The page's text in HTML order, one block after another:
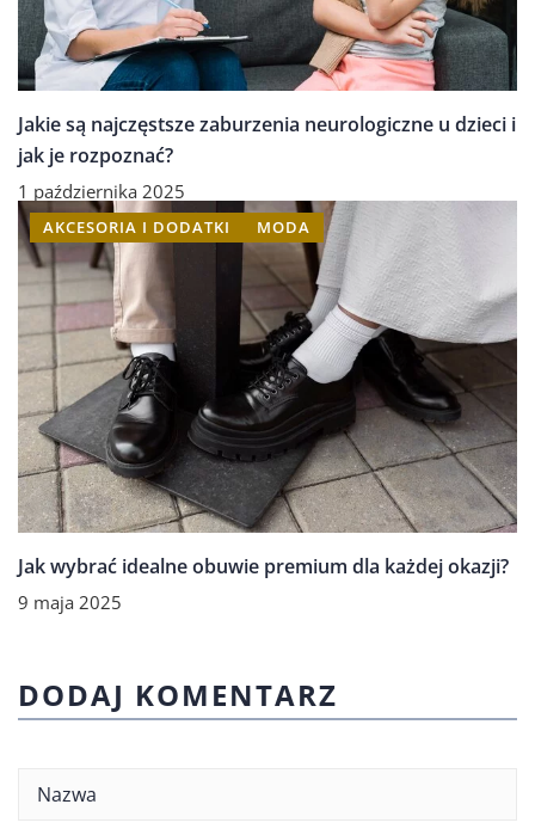
Jakie są najczęstsze zaburzenia neurologiczne u dzieci i
jak je rozpoznać?
1 października 2025
AKCESORIA I DODATKI MODA
Jak wybrać idealne obuwie premium dla każdej okazji?
9 maja 2025
DODAJ KOMENTARZ